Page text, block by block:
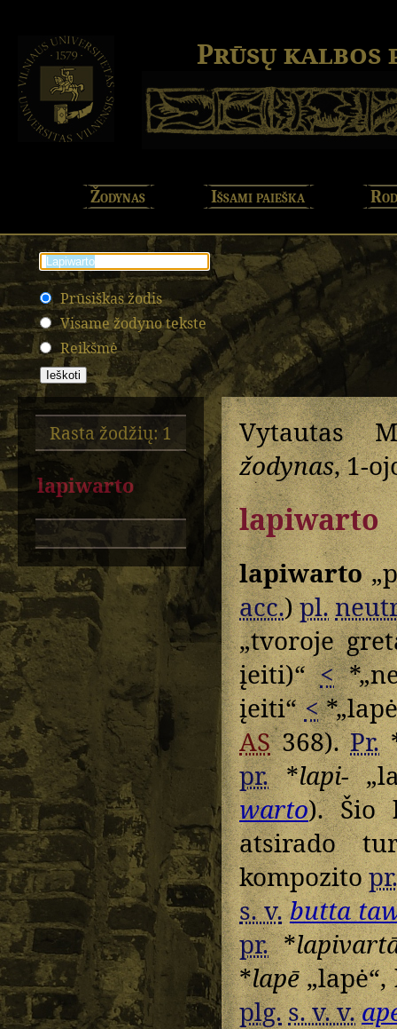
Prūsų kalbos
Žodynas Išsami paieška
Prūsiškas žodis
Visame žodyno tekste
Reikšmė
Rasta žodžių: 1
lapiwarto
Vytautas
žodynas, 1-
lapiwarto
lapiwarto
acc.)pl.
„tvoroje
įeiti)“<
įeiti“<
AS368).Pr.
pr.*lapi-
warto). Šio
atsirado
kompozito
s. v. butta
pr.*
*lapē
plg.s. v. v.